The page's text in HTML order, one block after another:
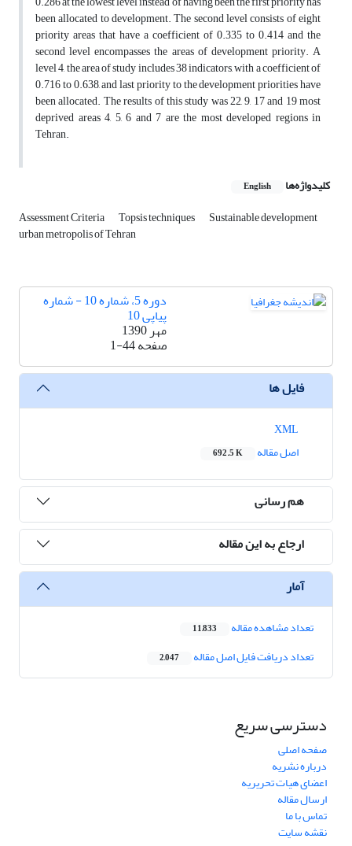
been allocated to development. The second level consists of eight
priority areas that have a coefficient of 0.335 to 0.414 and the
second level encompasses the areas of development priority. A
level 4, the area of study includes 38 indicators, with a coefficient of
0.716 to 0.638, and last priority to the development priorities have
been allocated. The results of this study was 22, 9, 17 and 19 most
deprived areas 4, 5, 6 and 7 are the most developed regions in
Tehran.
کلیدواژه‌ها English
Assessment Criteria Topsis techniques Sustainable development
urban metropolis of Tehran
دوره 5، شماره 10 - شماره
پیاپی 10
مهر 1390
صفحه1-44
فایل ها
اصل مقاله
692.5 K
هم رسانی
ارجاع به این مقاله
آمار
تعداد مشاهده مقاله 11,833
تعداد دریافت فایل اصل مقاله 2,047
دسترسی سریع
صفحه اصلی
درباره نشریه
اعضای هیات تحریریه
ارسال مقاله
تماس با ما
نقشه سایت